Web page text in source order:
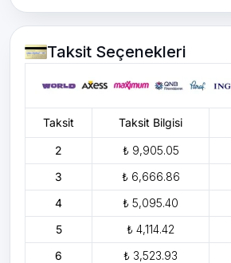
Taksit Seçenekleri
Taksit Taksit Bilgisi
2 ₺ 9,905.05
3
₺ 6,666.86
4
₺ 5,095.40
5
₺ 4,114.42
6
₺ 3,523.93